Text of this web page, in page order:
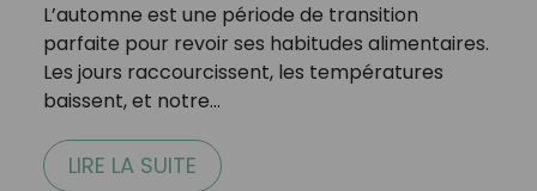
L’automne est une période de transition
parfaite pour revoir ses habitudes alimentaires.
Les jours raccourcissent, les températures
baissent, et notre…
LIRE LA SUITE